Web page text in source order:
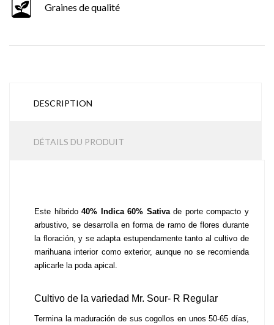
Graines de qualité
DESCRIPTION
DÉTAILS DU PRODUIT
Este híbrido 40% Indica 60% Sativa de porte compacto y
arbustivo, se desarrolla en forma de ramo de flores durante
la floración, y se adapta estupendamente tanto al cultivo de
marihuana interior como exterior, aunque no se recomienda
aplicarle la poda apical.
Cultivo de la variedad Mr. Sour- R Regular
Termina la maduración de sus cogollos en unos 50-65 días,